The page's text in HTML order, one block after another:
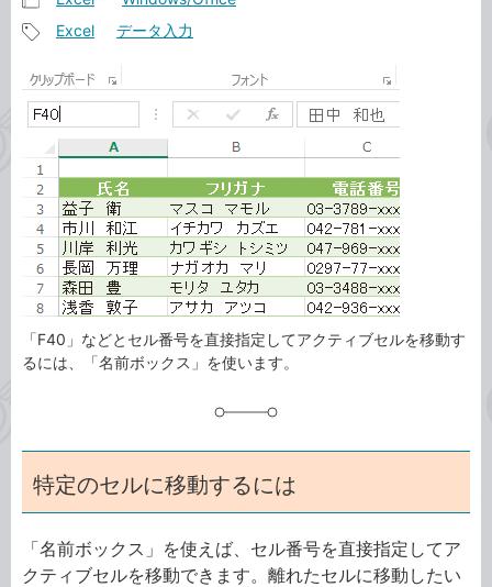
事
カ
テ
ゴ
事
タ
グ
Excel データ入力
「F40」などとセル番号を直接指定してアクティブセルを移動す
るには、「名前ボックス」を使います。
特定のセルに移動するには
「名前ボックス」を使えば、セル番号を直接指定してア
クティブセルを移動できます。離れたセルに移動したい